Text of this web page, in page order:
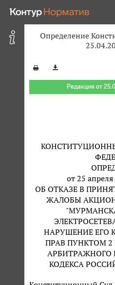
Определение
Редакция от
от 25
ОБ ОТКАЗЕ В
ЖАЛОБЫ
НАРУШЕНИЕ ЕГО
ПРАВ ПУНКТОМ 2
АРБИТРАЖНОГО
КОДЕКСА